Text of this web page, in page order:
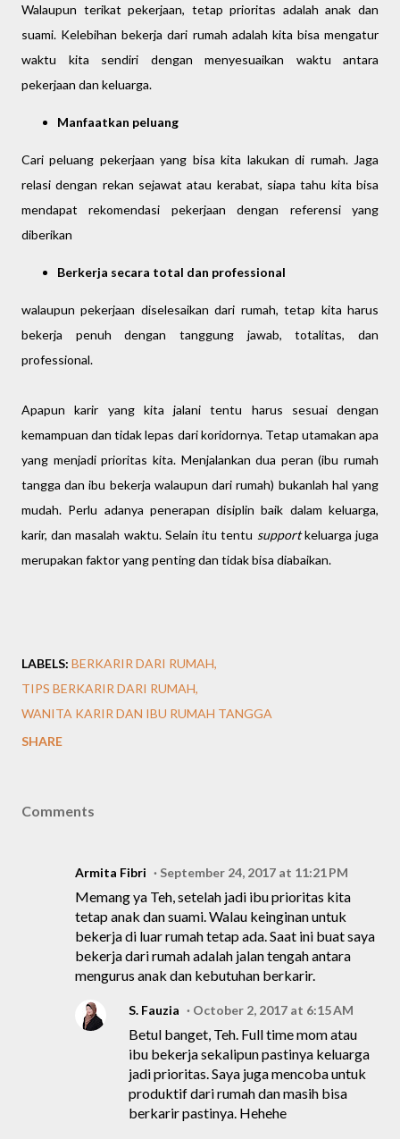
Walaupun terikat pekerjaan, tetap prioritas adalah anak dan
suami. Kelebihan bekerja dari rumah adalah kita bisa mengatur
waktu kita sendiri dengan menyesuaikan waktu antara
pekerjaan dan keluarga.
Manfaatkan peluang
Cari peluang pekerjaan yang bisa kita lakukan di rumah. Jaga
relasi dengan rekan sejawat atau kerabat, siapa tahu kita bisa
mendapat rekomendasi pekerjaan dengan referensi yang
diberikan
Berkerja secara total dan professional
walaupun pekerjaan diselesaikan dari rumah, tetap kita harus
bekerja penuh dengan tanggung jawab, totalitas, dan
professional.
Apapun karir yang kita jalani tentu harus sesuai dengan
kemampuan dan tidak lepas dari koridornya. Tetap utamakan apa
yang menjadi prioritas kita. Menjalankan dua peran (ibu rumah
tangga dan ibu bekerja walaupun dari rumah) bukanlah hal yang
mudah. Perlu adanya penerapan disiplin baik dalam keluarga,
karir, dan masalah waktu. Selain itu tentu supportkeluarga juga
merupakan faktor yang penting dan tidak bisa diabaikan.
LABELS: BERKARIR DARI RUMAH
TIPS BERKARIR DARI RUMAH
WANITA KARIR DAN IBU RUMAH TANGGA
SHARE
Comments
Armita Fibri September 24, 2017 at 11:21 PM
Memang ya Teh, setelah jadi ibu prioritas kita
tetap anak dan suami. Walau keinginan untuk
bekerja di luar rumah tetap ada. Saat ini buat saya
bekerja dari rumah adalah jalan tengah antara
mengurus anak dan kebutuhan berkarir.
S. Fauzia October 2, 2017 at 6:15 AM
Betul banget, Teh. Full time mom atau
ibu bekerja sekalipun pastinya keluarga
jadi prioritas. Saya juga mencoba untuk
produktif dari rumah dan masih bisa
berkarir pastinya. Hehehe